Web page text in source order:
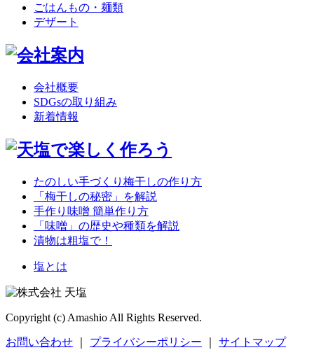
ごはんもの・麺類
デザート
会社概要
SDGsの取り組み
新着情報
たのしい手づくり梅干しの作り方
「梅干しの秘密」を解説
手作り味噌 簡単作り方
「味噌」の歴史や種類を解説
漬物は粗塩で！
塩とは
Copyright (c) Amashio All Rights Reserved.
お問い合わせ プライバシーポリシー サイトマップ